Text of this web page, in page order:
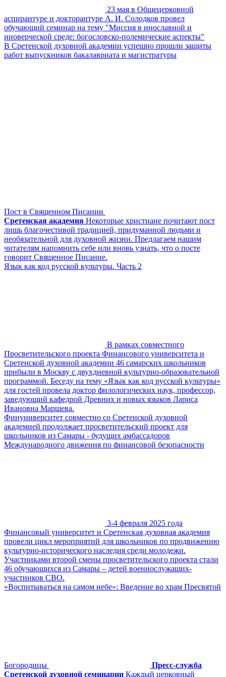
23 мая в Общецерковной
аспирантуре и докторантуре А. И. Солодков провел
обучающий семинар на тему "Миссия в инославной и
иноверческой среде: богословско-полемические аспекты"
В Сретенской духовной академии успешно прошли защиты
работ выпускников бакалавриата и магистратуры
Пост в Священном Писании
Сретенская академия Некоторые христиане почитают пост
лишь благочестивой традицией, придуманной людьми и
необязательной для духовной жизни. Предлагаем нашим
читателям напомнить себе или вновь узнать, что о посте
говорит Священное Писание.
Язык как код русской культуры. Часть 2
В рамках совместного
Просветительского проекта Финансового университета и
Сретенской духовной академии 46 самарских школьников
прибыли в Москву с двухдневной культурно-образовательной
программой. Беседу на тему «Язык как код русской культуры»
для гостей провела доктор филологических наук, профессор,
заведующий кафедрой Древних и новых языков Лариса
Ивановна Маршева.
Финуниверситет совместно со Сретенской духовной
академией продолжает просветительский проект для
школьников из Самары - будущих амбассадоров
Международного движения по финансовой безопасности
3-4 февраля 2025 года
Финансовый университет и Сретенская духовная академия
провели цикл мероприятий для школьников по продвижению
культурно-исторического наследия среди молодежи.
Участниками второй смены просветительского проекта стали
46 обучающихся из Самары – детей военнослужащих-
участников СВО.
«Воспитываться на самом небе»: Введение во храм Пресвятой
Богородицы
Пресс-служба
Сретенской духовной семинарии Каждый церковный